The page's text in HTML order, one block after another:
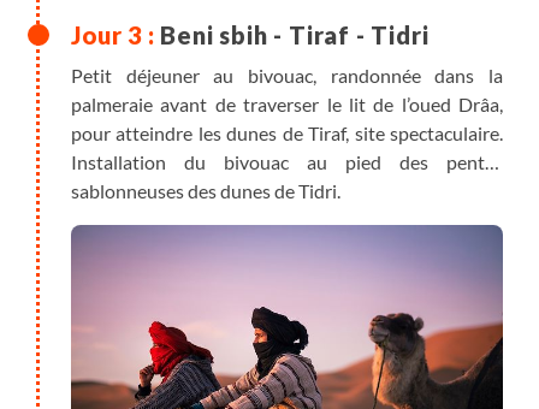
Beni sbih - Tiraf - Tidri
Petit déjeuner au bivouac, randonnée dans la
palmeraie avant de traverser le lit de l’oued Drâa,
pour atteindre les dunes de Tiraf, site spectaculaire.
Installation du bivouac au pied des pentes
sablonneuses des dunes de Tidri.